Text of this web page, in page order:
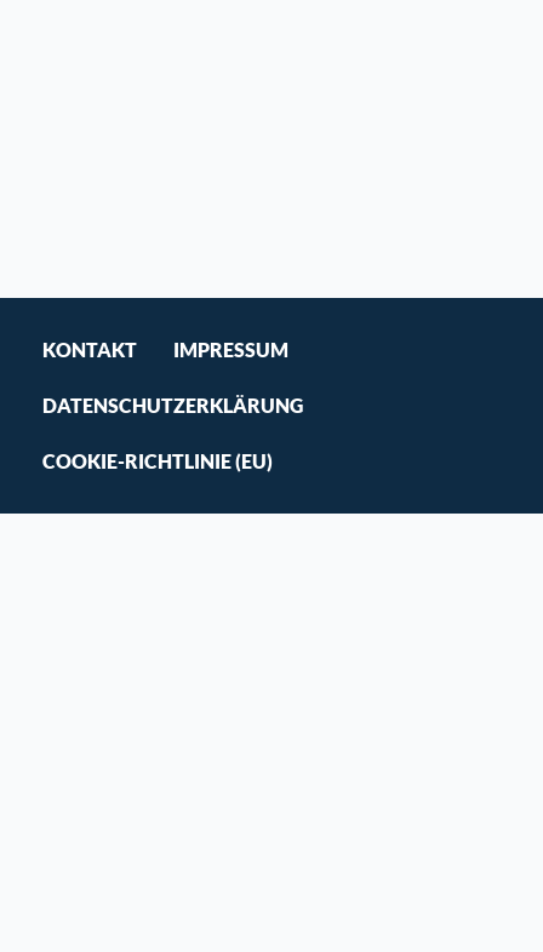
KONTAKT IMPRESSUM
DATENSCHUTZERKLÄRUNG
COOKIE-RICHTLINIE (EU)